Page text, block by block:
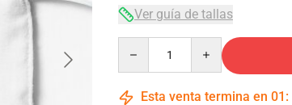
Ver guía de tallas
Esta venta termina en 01 :